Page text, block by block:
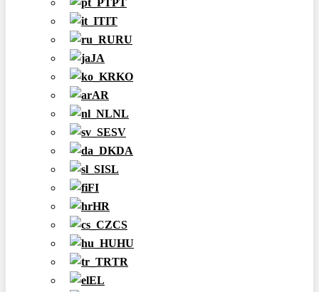
PT
IT
RU
JA
KO
AR
NL
SV
DA
SL
FI
HR
CS
HU
TR
EL